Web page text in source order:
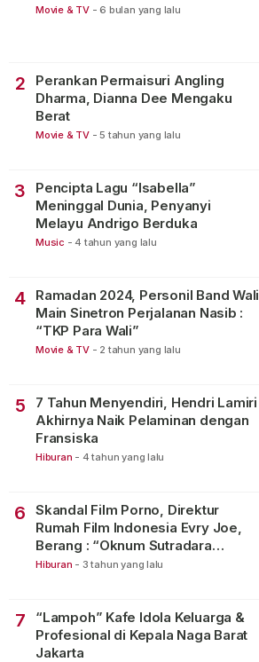
Movie & TV - 6 bulan yang lalu
2
Perankan Permaisuri Angling
Dharma, Dianna Dee Mengaku
Berat
Movie & TV - 5 tahun yang lalu
3
Pencipta Lagu “Isabella”
Meninggal Dunia, Penyanyi
Melayu Andrigo Berduka
Music - 4 tahun yang lalu
4
Ramadan 2024, Personil Band Wali
Main Sinetron Perjalanan Nasib :
“TKP Para Wali”
Movie & TV - 2 tahun yang lalu
5
7 Tahun Menyendiri, Hendri Lamiri
Akhirnya Naik Pelaminan dengan
Fransiska
Hiburan - 4 tahun yang lalu
6
Skandal Film Porno, Direktur
Rumah Film Indonesia Evry Joe,
Berang : “Oknum Sutradara
Merusak Perfilman Indonesia”!
Hiburan - 3 tahun yang lalu
7
“Lampoh” Kafe Idola Keluarga &
Profesional di Kepala Naga Barat
Jakarta